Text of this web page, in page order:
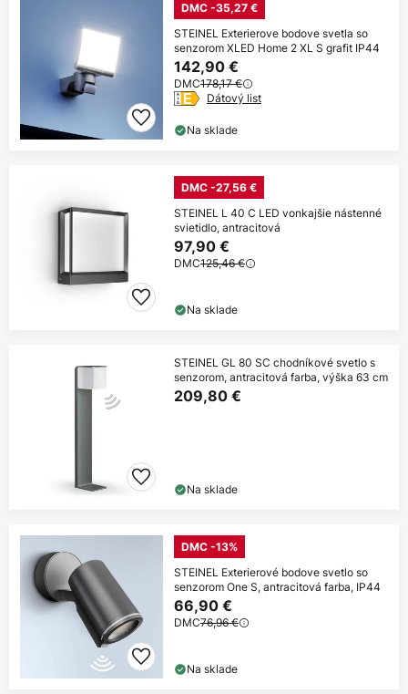
DMC -35,27 €
STEINEL Exterierove bodove svetla so
senzorom XLED Home 2 XL S grafit IP44
142,90 €
DMC178,17 €
Dátový list
Na sklade
DMC -27,56 €
STEINEL L 40 C LED vonkajšie nástenné
svietidlo, antracitová
97,90 €
DMC125,46 €
Na sklade
STEINEL GL 80 SC chodníkové svetlo s
senzorom, antracitová farba, výška 63 cm
209,80 €
Na sklade
DMC -13%
STEINEL Exterierové bodove svetlo so
senzorom One S, antracitová farba, IP44
66,90 €
DMC76,96 €
Na sklade